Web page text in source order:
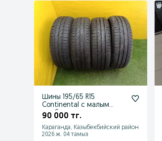
Шины 195/65 R15
Continental с малым
пробегом
90 000 тг.
Караганда, Казыбекбийский район
2026 ж. 04 тамыз